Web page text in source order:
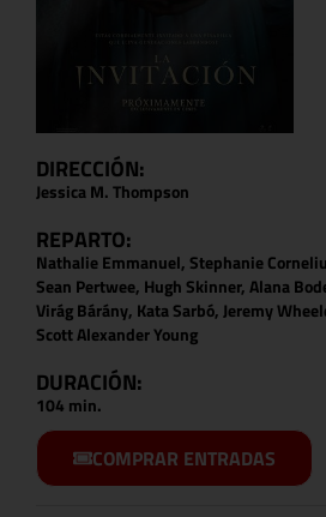
DIRECCIÓN:
Jessica M. Thompson
REPARTO:
Nathalie Emmanuel, Stephanie
Sean Pertwee, Hugh Skinner, Alana
Virág Bárány, Kata Sarbó, Jeremy
Scott Alexander Young
DURACIÓN:
104 min.
COMPRAR ENTRADAS